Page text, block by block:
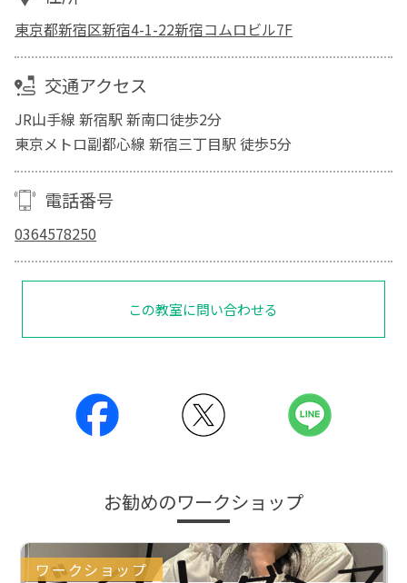
東京都新宿区新宿4-1-22新宿コムロビル7F
交通アクセス
JR山手線 新宿駅 新南口徒歩2分
東京メトロ副都心線 新宿三丁目駅 徒歩5分
電話番号
0364578250
この教室に問い合わせる
お勧めのワークショップ
ワークショップ